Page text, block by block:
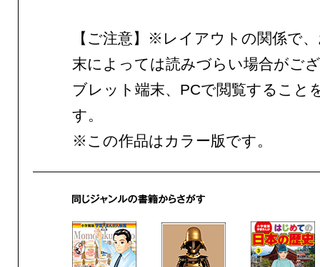
【ご注意】※レイアウトの関係で
末によっては読みづらい場合がご
ブレット端末、PCで閲覧すること
す。
※この作品はカラー版です。